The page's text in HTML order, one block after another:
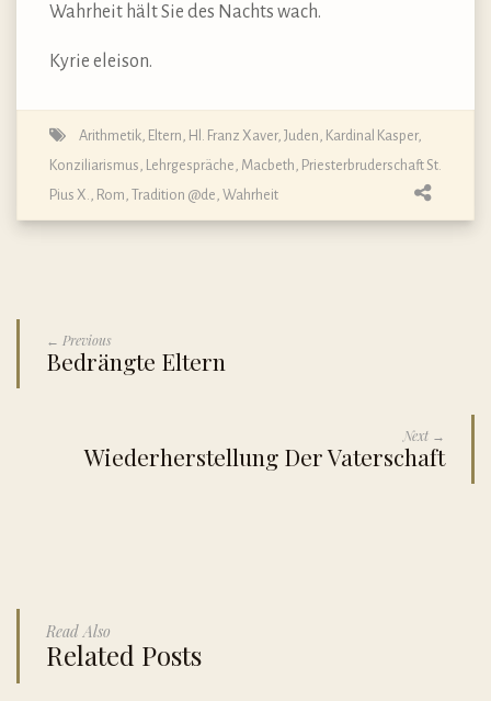
Wahrheit hält Sie des Nachts wach.
Kyrie eleison.
Arithmetik Eltern Hl. Franz Xaver, Juden Kardinal Kasper,
Konziliarismus Lehrgespräche Macbeth Priesterbruderschaft St.
Pius X.
Rom Tradition @de Wahrheit
← Previous
Bedrängte Eltern
Next →
Wiederherstellung Der Vaterschaft
Read Also
Related Posts